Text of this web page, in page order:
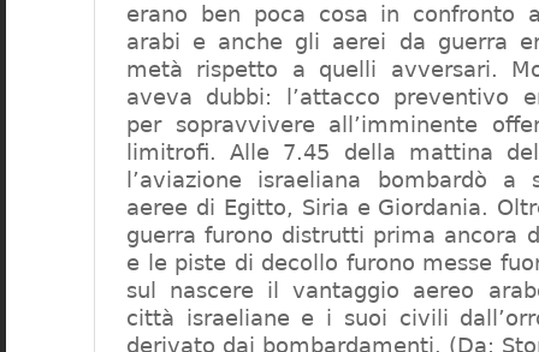
erano ben poca cosa in confronto
arabi e anche gli aerei da guerra
metà rispetto a quelli avversari.
aveva dubbi: l’attacco preventivo
per sopravvivere all’imminente
limitrofi. Alle 7.45 della mattina
l’aviazione israeliana bombardò a
aeree di Egitto, Siria e Giordania.
guerra furono distrutti prima ancora
e le piste di decollo furono messe
sul nascere il vantaggio aereo
città israeliane e i suoi civili
derivato dai bombardamenti. (Da: